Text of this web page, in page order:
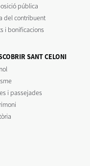
pública
del contribuent
i bonificacions
SANT CELONI
i passejades